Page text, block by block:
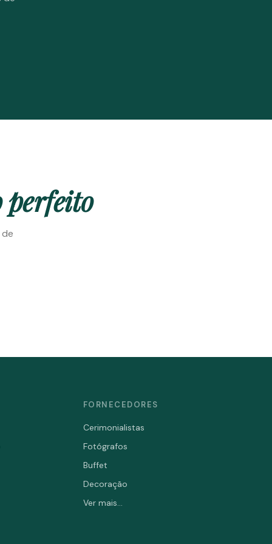
perfeito
FORNECEDORES
Cerimonialistas
Fotógrafos
Buffet
Decoração
Ver mais...